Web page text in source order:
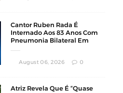
Cantor Ruben Rada É
Internado Aos 83 Anos Com
Pneumonia Bilateral Em
August 06, 2026 0
Atriz Revela Que É “Quase